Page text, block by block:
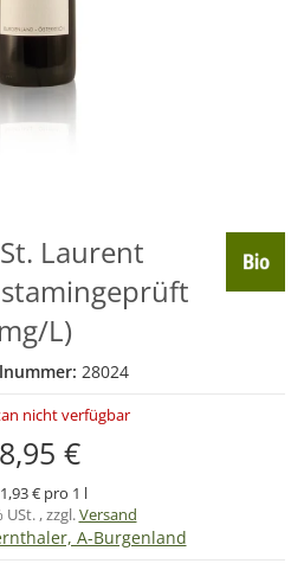
Laurent
L)
28024
nicht verfügbar
8,95 €
€ pro 1 l
USt. , zzgl.Versand
A-Burgenland